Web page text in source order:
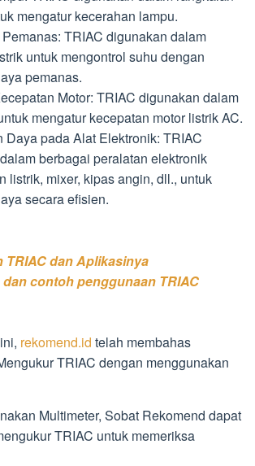
mengatur kecerahan lampu.
TRIAC digunakan dalam
untuk mengontrol suhu dengan
pemanas.
Motor: TRIAC digunakan dalam
mengatur kecepatan motor listrik AC.
Daya pada Alat Elektronik: TRIAC
berbagai peralatan elektronik
listrik, mixer, kipas angin, dll., untuk
secara efisien.
TRIAC dan Aplikasinya
dan contoh penggunaan TRIAC
rekomend.id telah membahas
TRIAC dengan menggunakan
Multimeter, Sobat Rekomend dapat
TRIAC untuk memeriksa